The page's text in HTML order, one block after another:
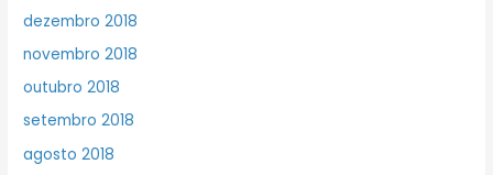
dezembro 2018
novembro 2018
outubro 2018
setembro 2018
agosto 2018